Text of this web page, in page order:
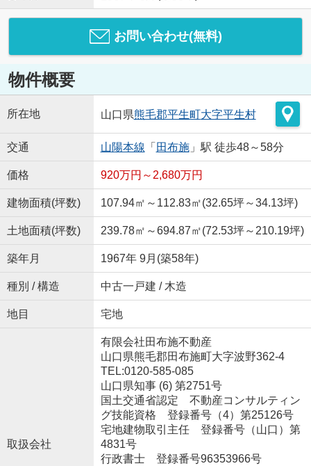
お問い合わせ(無料)
物件概要
所在地 山口県熊毛郡平生町大字平生村
交通 山陽本線 「 田布施」駅 徒歩48～58分
価格 920万円～2,680万円
建物面積(坪数) 107.94㎡～112.83㎡(32.65坪～34.13坪)
土地面積(坪数) 239.78㎡～694.87㎡(72.53坪～210.19坪)
築年月 1967年 9月(築58年)
種別 / 構造 中古一戸建 / 木造
地目 宅地
取扱会社
有限会社田布施不動産
山口県熊毛郡田布施町大字波野362-4
TEL:0120-585-085
山口県知事 (6) 第2751号
国土交通省認定 不動産コンサルティン
グ技能資格 登録番号（4）第25126号
宅地建物取引主任 登録番号（山口）第
4831号
行政書士 登録番号96353966号